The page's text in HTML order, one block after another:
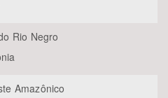
Rio Negro
Amazônico